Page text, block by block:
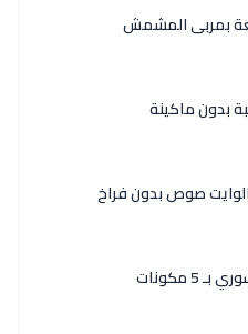
بمربى المشمش
بدون ماكينة
صوص بدون فراخ
مكونات